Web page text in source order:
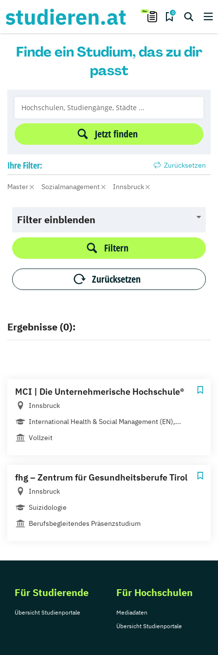
0
Finde ein Studium, das zu dir
passt
Jetzt finden
Ihre Filter: Zurücksetzen
Master Sozialmanagement Innsbruck
Filter einblenden
Filtern
Zurücksetzen
Ergebnisse (0):
MCI | Die Unternehmerische Hochschule®
Innsbruck
International Health & Social Management (EN),...
Vollzeit
fhg – Zentrum für Gesundheitsberufe Tirol
Innsbruck
Suizidologie
Berufsbegleitendes Präsenzstudium
Für Studierende
Übersicht Studienportale
Für Hochschulen
Mediadaten
Übersicht Studienportale